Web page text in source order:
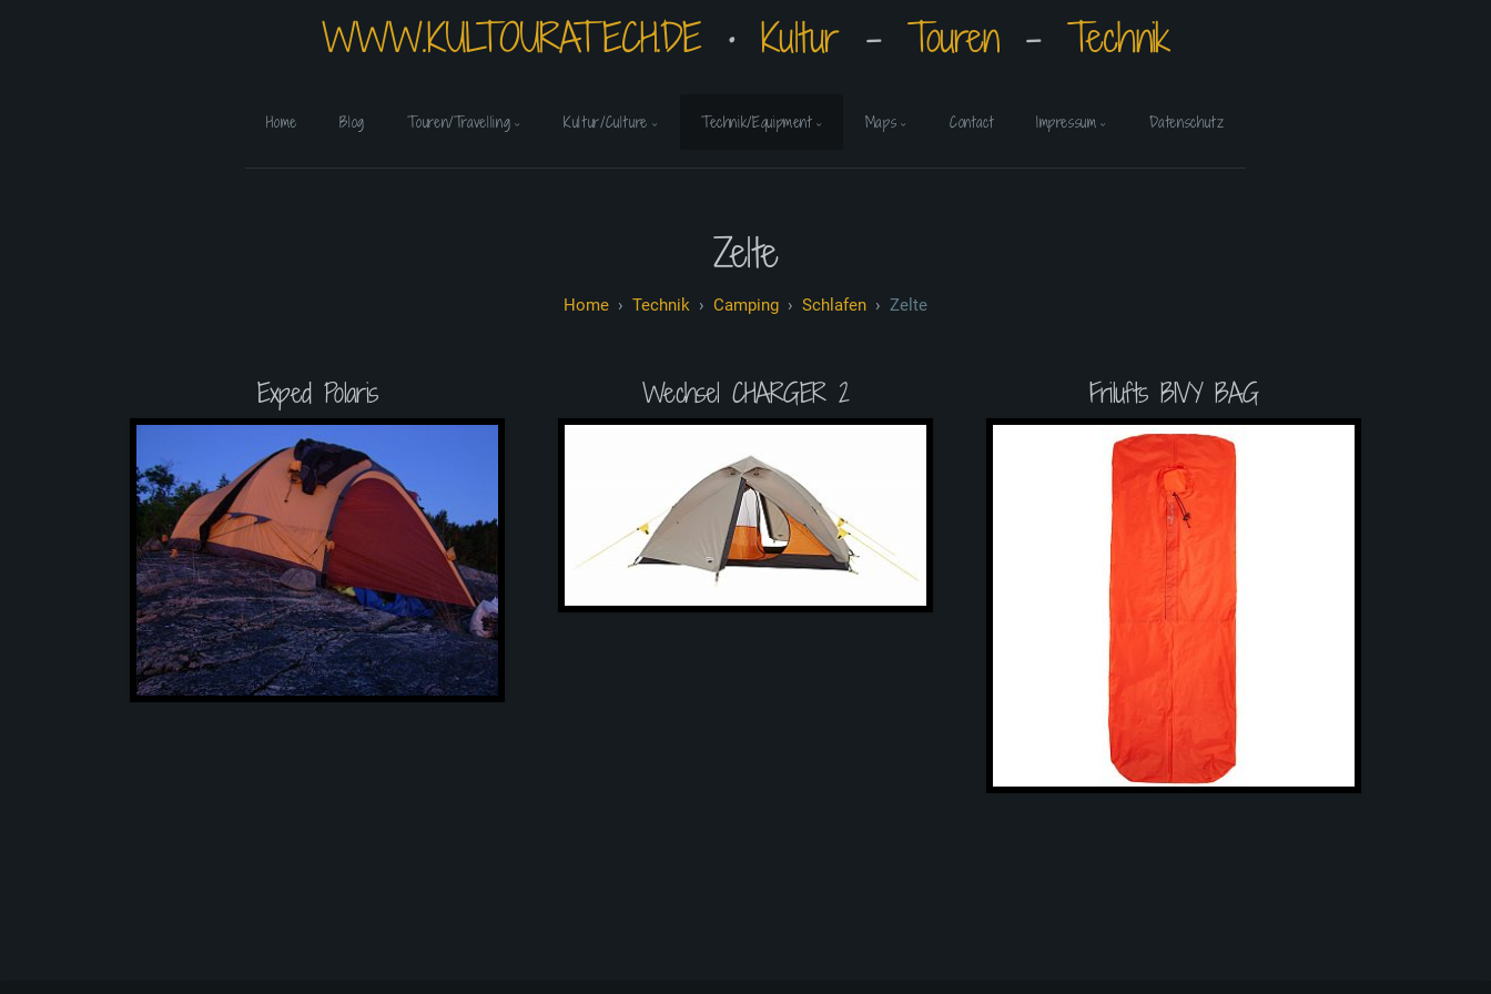
WWW.KULTOURATECH.DE ⠀•⠀Kultur⠀-⠀ Touren⠀-⠀Technik
Home Blog Touren/Travelling Kultur/Culture Technik/Equipment Maps Contact Impressum Datenschutz
Zelte
Technik Camping Schlafen Zelte
Exped Polaris Wechsel CHARGER 2 Frilufts BIVY BAG